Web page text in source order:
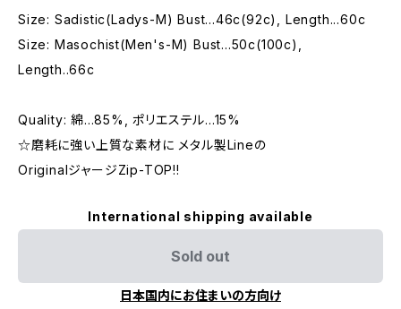
Size: Sadistic(Ladys-M) Bust...46c(92c), Length...60c
Size: Masochist(Men's-M) Bust...50c(100c),
Length..66c
Quality: 綿...85%, ポリエステル...15%
☆磨耗に強い上質な素材に メタル製Lineの
OriginalジャージZip-TOP!!
International shipping available
Sold out
日本国内にお住まいの方向け